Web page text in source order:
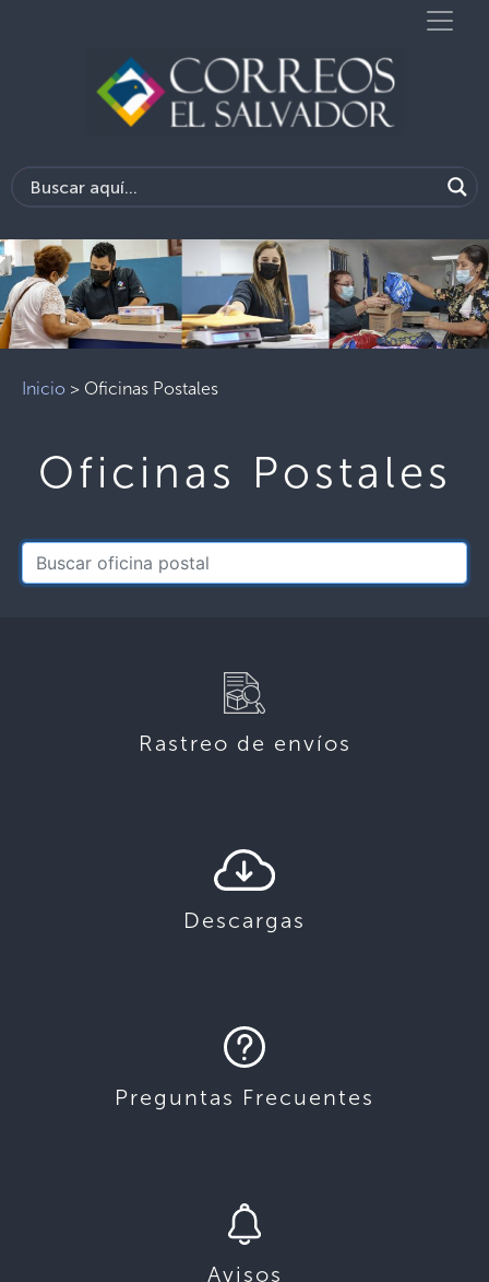
Inicio > Oficinas Postales
Oficinas Postales
Rastreo de envíos
Descargas
Preguntas Frecuentes
Avisos